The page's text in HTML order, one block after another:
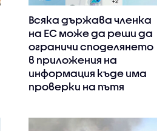
Всяка държава членка
на ЕС може да реши да
ограничи споделянето
в приложения на
информация къде има
проверки на пътя